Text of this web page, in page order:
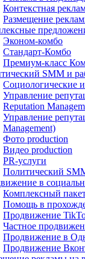
Контекстная
Размещение
Эконом-комбо
Стандарт-Комбо
Премиум-класс
SMM и
Социологические
Управление
Reputation
Управление
Management)
Фото production
Видео production
PR-услуги
Политический
в
Комплексный
Помощь в
Продвижение
Частное
Продвижение в
Продвижение